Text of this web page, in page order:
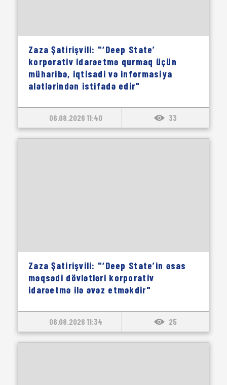
Zaza Şatirişvili: "‘Deep State’
korporativ idarəetmə qurmaq üçün
müharibə, iqtisadi və informasiya
alətlərindən istifadə edir"
06.08.2026 11:40 33
Zaza Şatirişvili: "‘Deep State’in əsas
məqsədi dövlətləri korporativ
idarəetmə ilə əvəz etməkdir"
06.08.2026 11:34 25